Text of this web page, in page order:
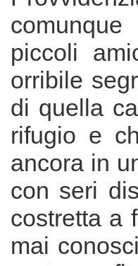
piccoli
orribile
di quella
rifugio e
ancora in
con seri
costretta a
mai